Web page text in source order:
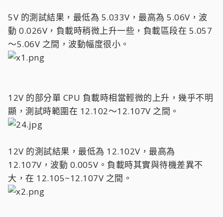
5V 的測試結果，最低為 5.033V，最高為 5.06V，波
動 0.026V，負載時稍微上升一些，負載區段在 5.057
～5.06V 之間，波動幅度很小。
12V 的部分單 CPU 負載時相當輕微的上升，幾乎不明
顯，測試時範圍在 12.102～12.107V 之間。
12V 的測試結果，最低為 12.102V，最高為
12.107V，波動 0.005V。負載時其實與待機差異不
大，在 12.105~12.107V 之間。